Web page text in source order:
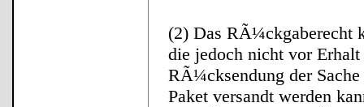
(2) Das RÃ¼ckgaberecht
die jedoch nicht vor
RÃ¼cksendung der
Paket versandt werden